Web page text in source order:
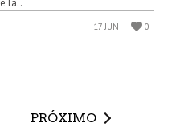
la..
17 JUN 0
PRÓXIMO